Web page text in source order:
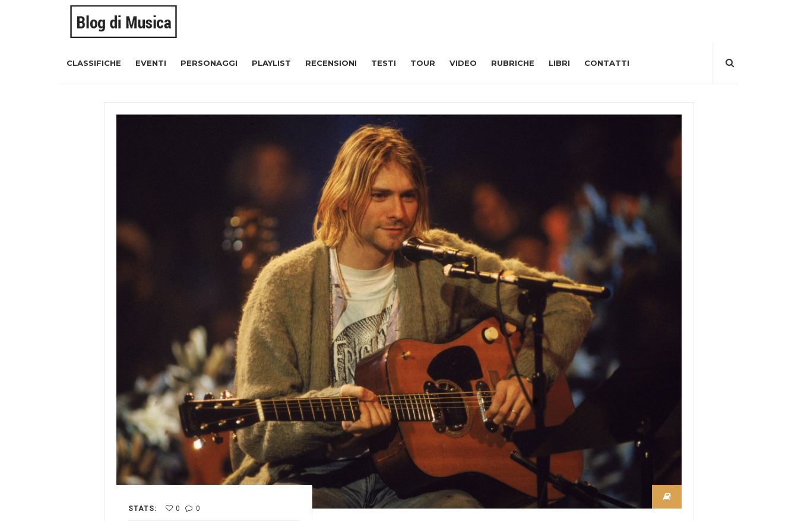
CLASSIFICHE EVENTI PERSONAGGI PLAYLIST RECENSIONI TESTI TOUR VIDEO RUBRICHE LIBRI CONTATTI
STATS: 0 0